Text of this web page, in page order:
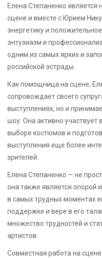
Елена Степаненко
сцене и вместе с Юрием
энергетику и
энтузиазм и
одним из самых ярких и
российской эстрады.
Как помощница на сцене,
сопровождает своего
выступлениях, но и
шоу. Она активно
выборе костюмов и
выступления еще более
зрителей.
Елена Степаненко — не
она также является опорой
в самых трудных моментах
поддержке и вере в его
множество трудностей и
артистов.
Совместная работа на